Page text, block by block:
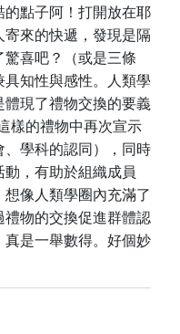
點子阿！打開放在耶
來的快遞，發現是隔
喜吧？（或是三條
知性與感性。人類學
現了禮物交換的要義
樣的禮物中再次宣示
學科的認同），同時
，有助於組織成員
想像人類學圈內充滿了
物的交換促進群體認
是一舉數得。好個妙